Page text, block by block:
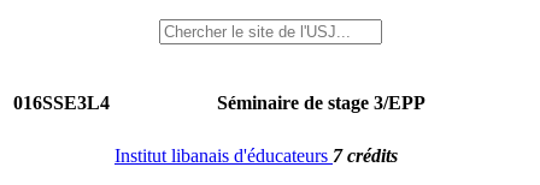
016SSE3L4 Séminaire de stage 3/EPP
Institut libanais d'éducateurs 7 crédits